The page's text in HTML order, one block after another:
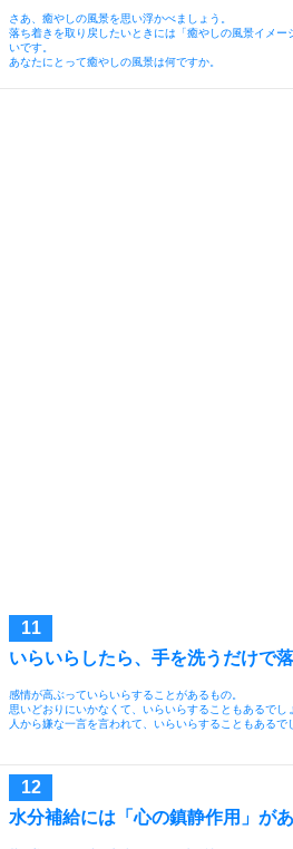
さあ、癒やしの風景を思い浮かべましょう。
落ち着きを取り戻したいときには「癒やしの風景イメー
いです。
あなたにとって癒やしの風景は何ですか。
いらいらしたら、手を洗うだけで落
感情が高ぶっていらいらすることがあるもの。
思いどおりにいかなくて、いらいらすることもあるでし
人から嫌な一言を言われて、いらいらすることもあるで
水分補給には「心の鎮静作用」があ